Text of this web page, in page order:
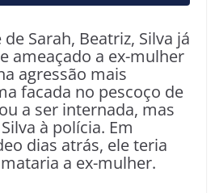
Sarah, Beatriz, Silva já
ameaçado a ex-mulher
agressão mais
facada no pescoço de
a ser internada, mas
à polícia. Em
dias atrás, ele teria
a ex-mulher.